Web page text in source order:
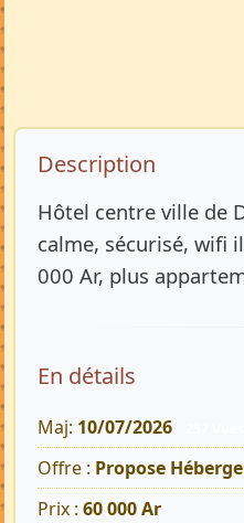
Description de
Description
Hôtel centre ville de
calme, sécurisé, wifi
000 Ar, plus
En détails
Maj: 10/07/2026
Offre : Propose
Prix : 60 000 Ar